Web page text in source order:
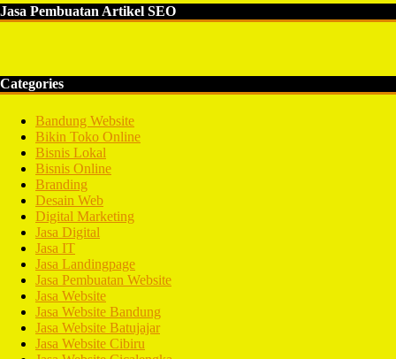
Jasa Pembuatan Artikel SEO
Categories
Bandung Website
Bikin Toko Online
Bisnis Lokal
Bisnis Online
Branding
Desain Web
Digital Marketing
Jasa Digital
Jasa IT
Jasa Landingpage
Jasa Pembuatan Website
Jasa Website
Jasa Website Bandung
Jasa Website Batujajar
Jasa Website Cibiru